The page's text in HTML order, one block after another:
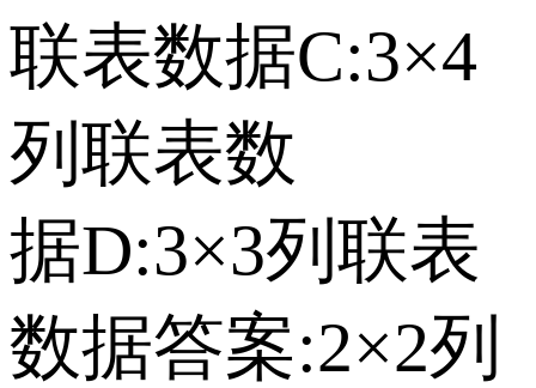
联表数据 C:3×4
列联表数
据 D:3×3列联表
数据 答案:2×2列